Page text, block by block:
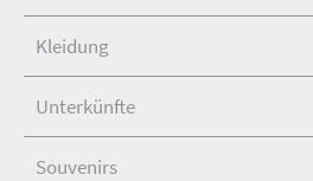
Kleidung
Unterkünfte
Souvenirs